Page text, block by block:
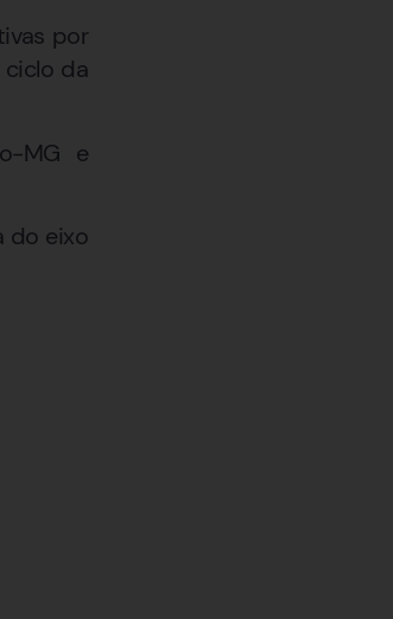
por
ciclo da
MG e
do eixo